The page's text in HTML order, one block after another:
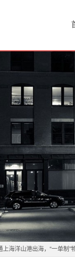
储网络
海洋山港出海，“一单制”